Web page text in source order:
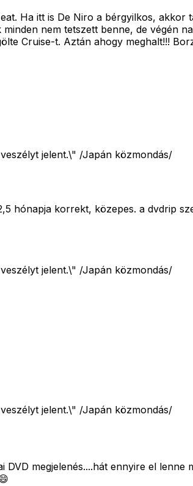
Ha itt is De Niro a bérgyilkos,
nem tetszett benne, de végén
Cruise-t. Aztán ahogy meghalt!!!
jelent.\" /Japán közmondás/
hónapja korrekt, közepes. a dvdrip
jelent.\" /Japán közmondás/
jelent.\" /Japán közmondás/
megjelenés....hát ennyire el